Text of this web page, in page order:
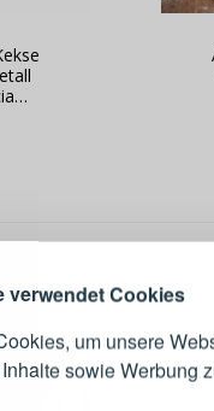
verwendet Cookies
um unsere
sowie Werbung